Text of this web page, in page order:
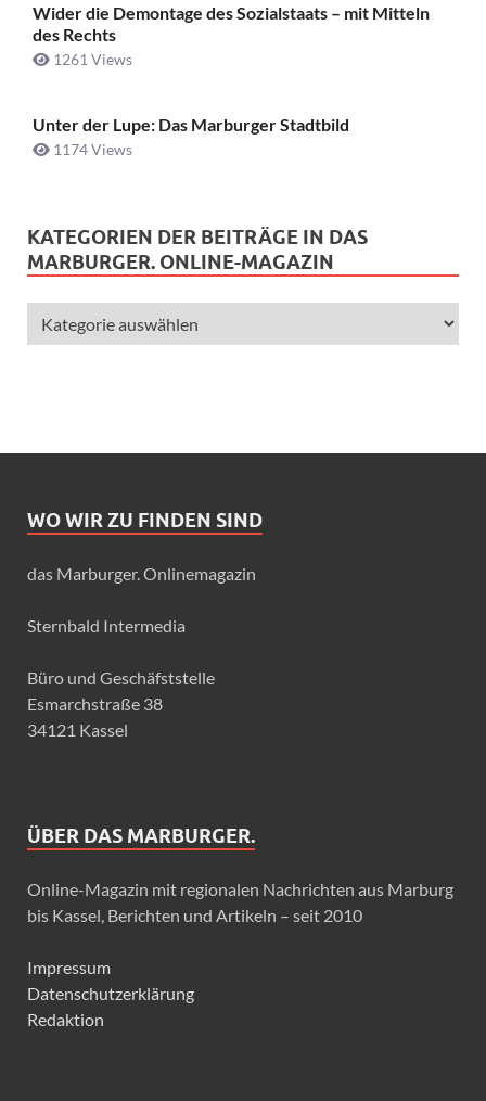
Wider die Demontage des Sozialstaats – mit Mitteln
des Rechts
1261 Views
Unter der Lupe: Das Marburger Stadtbild
1174 Views
KATEGORIEN DER BEITRÄGE IN DAS
MARBURGER. ONLINE-MAGAZIN
WO WIR ZU FINDEN SIND
das Marburger. Onlinemagazin
Sternbald Intermedia
Büro und Geschäfststelle
Esmarchstraße 38
34121 Kassel
ÜBER DAS MARBURGER.
Online-Magazin mit regionalen Nachrichten aus Marburg
bis Kassel, Berichten und Artikeln – seit 2010
Impressum
Datenschutzerklärung
Redaktion